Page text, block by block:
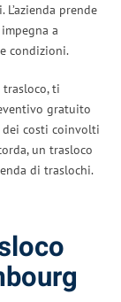
prende
a
condizioni.
ti
gratuito
dei costi coinvolti
un trasloco
di traslochi.